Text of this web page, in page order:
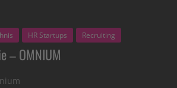
HR Startups Recruiting
– OMNIUM